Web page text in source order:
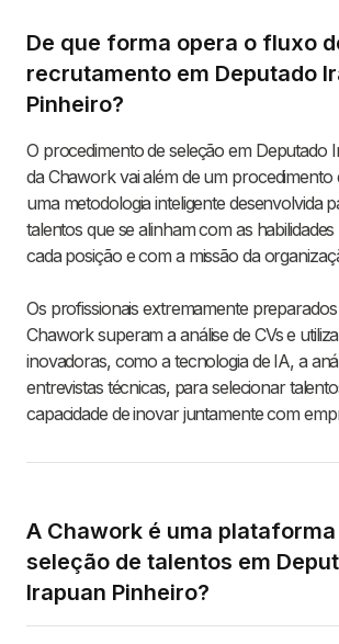
De que forma opera o fluxo
recrutamento em Deputado
Pinheiro?
O procedimento de seleção em Deputado
da Chawork vai além de um procedimento
uma metodologia inteligente desenvolvida
talentos que se alinham com as
cada posição e com a missão da
Os profissionais extremamente preparados
Chawork superam a análise de CVs e
inovadoras, como a tecnologia de IA, a
entrevistas técnicas, para selecionar
capacidade de inovar juntamente com
A Chawork é uma plataforma
seleção de talentos em
Irapuan Pinheiro?